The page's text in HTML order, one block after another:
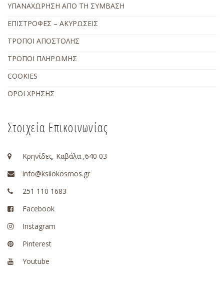
ΥΠΑΝΑΧΩΡΗΣΗ ΑΠΟ ΤΗ ΣΥΜΒΑΣΗ
ΕΠΙΣΤΡΟΦΕΣ – ΑΚΥΡΩΣΕΙΣ
ΤΡΟΠΟΙ ΑΠΟΣΤΟΛΗΣ
ΤΡΟΠΟΙ ΠΛΗΡΩΜΗΣ
COOKIES
ΟΡΟΙ ΧΡΗΣΗΣ
Στοιχεία Επικοινωνίας
Κρηνίδες, Καβάλα ,640 03
info@ksilokosmos.gr
251 110 1683
Facebook
Instagram
Pinterest
Youtube